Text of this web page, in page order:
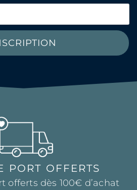
PORT OFFERTS
offerts dès 100€ d’achat